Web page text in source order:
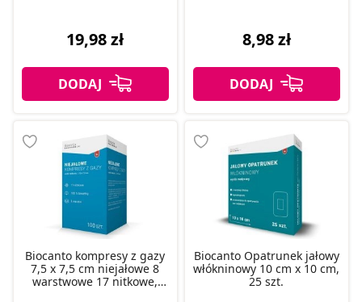
19,98 zł 8,98 zł
Biocanto kompresy z gazy
7,5 x 7,5 cm niejałowe 8
warstwowe 17 nitkowe,
Biocanto Opatrunek jałowy
włókninowy 10 cm x 10 cm,
25 szt.